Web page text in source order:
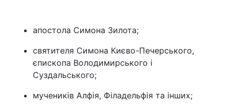
апостола Симона Зилота;
святителя Симона Києво-Печерського,
єпископа Володимирського і
Суздальського;
мучеників Алфія, Філадельфія та інших;